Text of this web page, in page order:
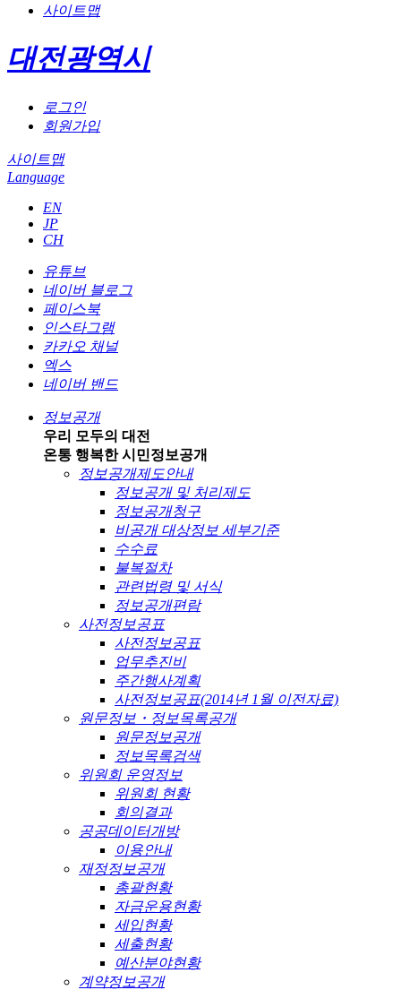
사이트맵
대전광역시
로그인
회원가입
사이트맵
Language
EN
JP
CH
유튜브
네이버 블로그
페이스북
인스타그램
카카오 채널
엑스
네이버 밴드
정보공개
우리 모두의 대전
온통 행복한 시민정보공개
정보공개제도안내
정보공개 및 처리제도
정보공개청구
비공개 대상정보 세부기준
수수료
불복절차
관련법령 및 서식
정보공개편람
사전정보공표
사전정보공표
업무추진비
주간행사계획
사전정보공표(2014년 1월 이전자료)
원문정보・정보목록공개
원문정보공개
정보목록검색
위원회 운영정보
위원회 현황
회의결과
공공데이터개방
이용안내
재정정보공개
총괄현황
자금운용현황
세입현황
세출현황
예산분야현황
계약정보공개